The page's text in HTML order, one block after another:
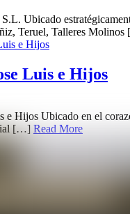
Ubicado
Teruel, Talleres
Luis e Hijos
e Hijos Ubicado en el
[…] Read More